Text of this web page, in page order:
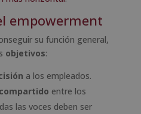
empowerment
su función general,
objetivos:
a los empleados.
compartido entre los
las voces deben ser